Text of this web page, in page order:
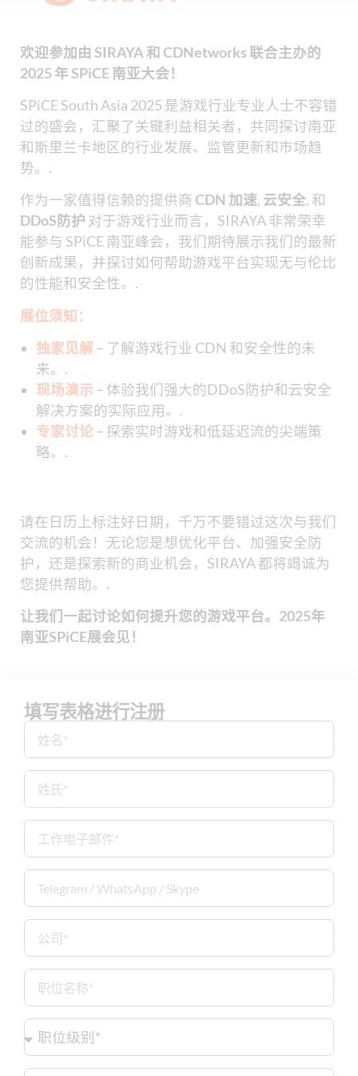
欢迎参加由 SIRAYA 和 CDNetworks 联合主办的
2025 年 SPiCE 南亚大会！
SPiCE South Asia 2025 是游戏行业专业人士不容错
过的盛会，汇聚了关键利益相关者，共同探讨南亚
和斯里兰卡地区的行业发展、监管更新和市场趋
势。.
作为一家值得信赖的提供商CDN 加速, 云安全, 和
DDoS防护 对于游戏行业而言，SIRAYA 非常荣幸
能参与 SPiCE 南亚峰会，我们期待展示我们的最新
创新成果，并探讨如何帮助游戏平台实现无与伦比
的性能和安全性。.
展位须知：
独家见解– 了解游戏行业 CDN 和安全性的未
来。.
现场演示 – 体验我们强大的DDoS防护和云安全
解决方案的实际应用。.
专家讨论– 探索实时游戏和低延迟流的尖端策
略。.
请在日历上标注好日期，千万不要错过这次与我们
交流的机会！无论您是想优化平台、加强安全防
护，还是探索新的商业机会，SIRAYA 都将竭诚为
您提供帮助。.
让我们一起讨论如何提升您的游戏平台。2025年
南亚SPiCE展会见！
填写表格进行注册